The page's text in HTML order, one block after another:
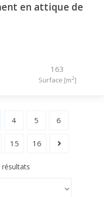
en attique de
163
Surface [m2]
4 5 6
15 16
résultats